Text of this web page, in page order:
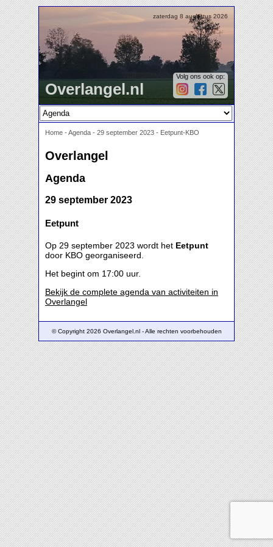
zaterdag 8 augustus 2026
Overlangel.nl
Volg ons ook op:
Home -Agenda - 29 september 2023 - Eetpunt-KBO
Overlangel
Agenda
29 september 2023
Eetpunt
Op 29 september 2023 wordt het Eetpunt
door KBO georganiseerd.
Het begint om 17:00 uur.
Bekijk de complete agenda van activiteiten in
Overlangel
© Copyright 2026 Overlangel.nl - Alle rechten voorbehouden